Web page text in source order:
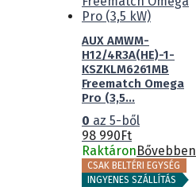
AUX AMWM-
H12/4R3A(HE)-1-
KSZKLM6261MB
Freematch Omega
Pro (3,5...
0 az 5-ből
98 990Ft
RaktáronBővebben
CSAK BELTÉRI EGYSÉG
INGYENES SZÁLLÍTÁS